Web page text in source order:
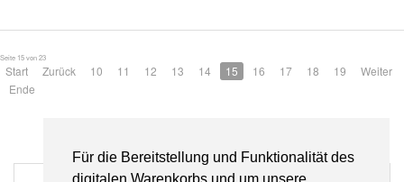
Für die Bereitstellung und Funktionalität des
Seite 15 von 23
Start Zurück 10 11 12 13 14 15 16 17 18 19
Weiter
Ende